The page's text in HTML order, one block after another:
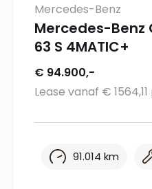
Mercedes-Benz
Mercedes-Benz
63 S 4MATIC+
€ 94.900,-
Lease vanaf €
91.014 km